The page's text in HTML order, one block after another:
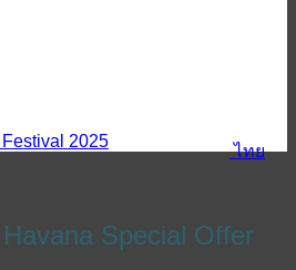
ไทย
2025
Special Offer